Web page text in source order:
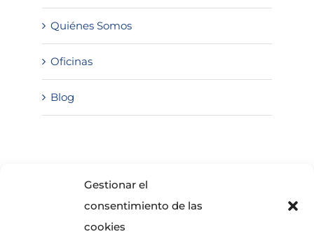
Gestionar el
consentimiento de las
cookies
Quiénes Somos
Oficinas
Blog